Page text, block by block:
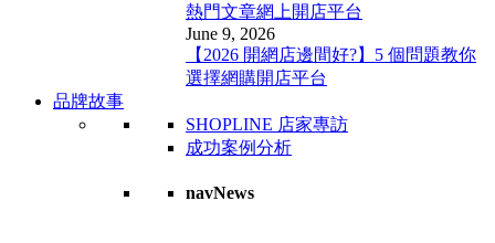
熱門文章網上開店平台
June 9, 2026
【2026 開網店邊間好?】5 個問題教你
選擇網購開店平台
品牌故事
SHOPLINE 店家專訪
成功案例分析
navNews